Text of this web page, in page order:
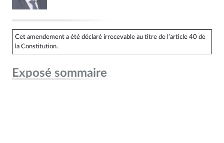
Cet amendement a été déclaré irrecevable au titre de l’article 40 de
la Constitution.
Exposé sommaire